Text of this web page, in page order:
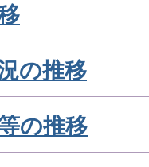
の推移
の推移